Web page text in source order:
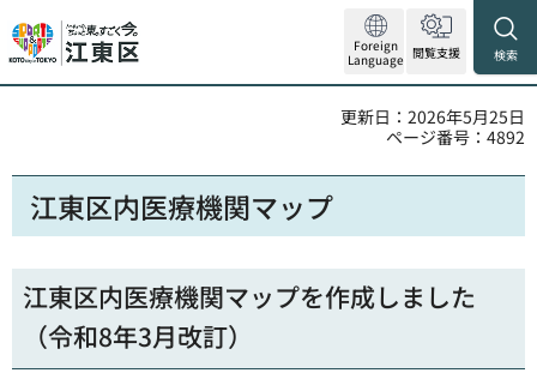
Foreign
Language 閲覧支援 検索
更新日：2026年5月25日
ページ番号：4892
江東区内医療機関マップ
江東区内医療機関マップを作成しました
（令和8年3月改訂）